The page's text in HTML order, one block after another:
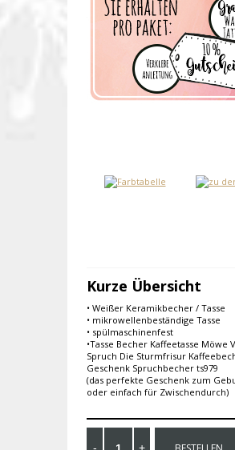
Produktnummer:ts979-E
Verfügbarkeit:Auf Lager
Lieferzeit: 1-2 Werktage
Kurze Übersicht
• Weißer Keramikbecher / Tasse
• mikrowellenbeständige Tasse
• spülmaschinenfest
•Tasse Becher Kaffeetasse Möwe
Spruch Die Sturmfrisur
Geschenk Spruchbecher ts979
(das perfekte Geschenk zum
oder einfach für Zwischendurch)